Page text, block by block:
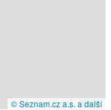
© Seznam.cz a.s. a další